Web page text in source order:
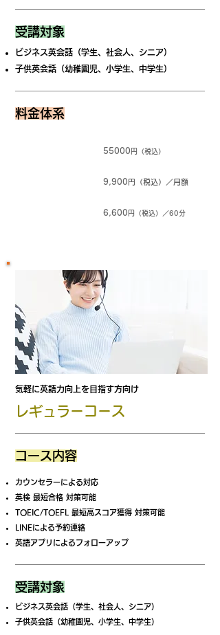
受講対象
ビジネス英会話（学生、社会人、シニア）
​子供英会話（幼稚園児、小学生、中学生）
料金体系
55000 円（税込）
9,900円（税込）／月額
6,600 円（税込）／60分
気軽に英語力向上を目指す方向け
レギュラーコース
コース内容
カウンセラーによる対応
英検 最短合格 対策可能
TOEIC/TOEFL 最短高スコア獲得 対策可能
LINEによる予約連絡
英語アプリによるフォローアップ
受講対象
ビジネス英会話（学生、社会人、シニア）
​子供英会話（幼稚園児、小学生、中学生）